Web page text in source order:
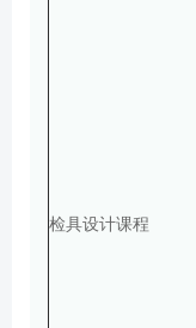
检具设计课程